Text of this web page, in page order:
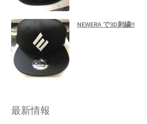
NEWERA で3D刺繍!!
最新情報